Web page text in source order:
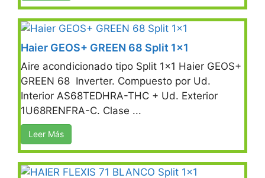
Haier GEOS+ GREEN 68 Split 1×1
Aire acondicionado tipo Split 1×1 Haier GEOS+
GREEN 68 Inverter. Compuesto por Ud.
Interior AS68TEDHRA-THC + Ud. Exterior
1U68RENFRA-C. Clase ...
Leer Más